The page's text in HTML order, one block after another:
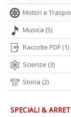
Motori e
Musica (5)
Raccolte PDF (1)
Scienze (3)
Storia (2)
SPECIALI &